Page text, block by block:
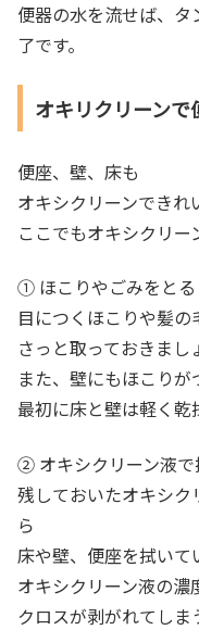
便器の水を流せば、
了です。
オキリクリーン
便座、壁、床も
オキシクリーンできれ
ここでもオキシクリー
① ほこりやごみをとる
目につくほこりや髪
さっと取っておきまし
また、壁にもほこり
最初に床と壁は軽く乾
② オキシクリーン液で
残しておいたオキシ
ら
床や壁、便座を拭いて
オキシクリーン液の濃
クロスが剥がれてしま